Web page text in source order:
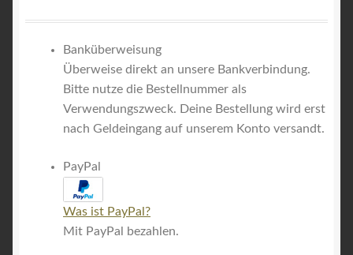
Datenschutzerklärung
Banküberweisung
Überweise direkt an unsere Bankverbindung.
Bitte nutze die Bestellnummer als
Verwendungszweck. Deine Bestellung wird erst
nach Geldeingang auf unserem Konto versandt.
PayPal
Was ist PayPal?
Mit PayPal bezahlen.